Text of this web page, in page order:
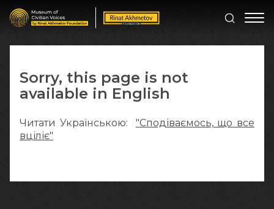
Sorry, this page is not
available in English
Читати Українською: "Сподіваємось, що все
вціліє"